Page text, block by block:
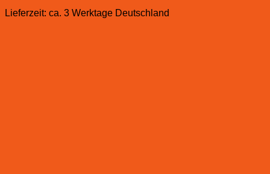
Lieferzeit: ca. 3 Werktage Deutschland